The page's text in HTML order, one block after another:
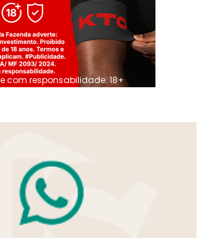
com responsabilidade. 18+